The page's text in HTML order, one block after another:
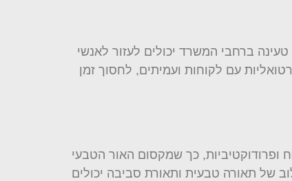
ברחבי המשרד יכולים לעזור לאנשי
עם לקוחות ועמיתים, לחסוך זמן
ופרודוקטיביות, כך שמקסום האור הטבעי
של תאורה טבעית ותאורת סביבה יכולים